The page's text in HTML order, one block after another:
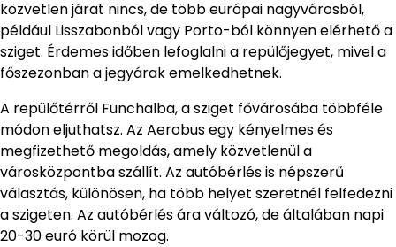
közvetlen járat nincs, de több európai nagyvárosból,
például Lisszabonból vagy Porto-ból könnyen elérhető a
sziget. Érdemes időben lefoglalni a repülőjegyet, mivel a
főszezonban a jegyárak emelkedhetnek.
A repülőtérről Funchalba, a sziget fővárosába többféle
módon eljuthatsz. Az Aerobus egy kényelmes és
megfizethető megoldás, amely közvetlenül a
városközpontba szállít. Az autóbérlés is népszerű
választás, különösen, ha több helyet szeretnél felfedezni
a szigeten. Az autóbérlés ára változó, de általában napi
20-30 euró körül mozog.